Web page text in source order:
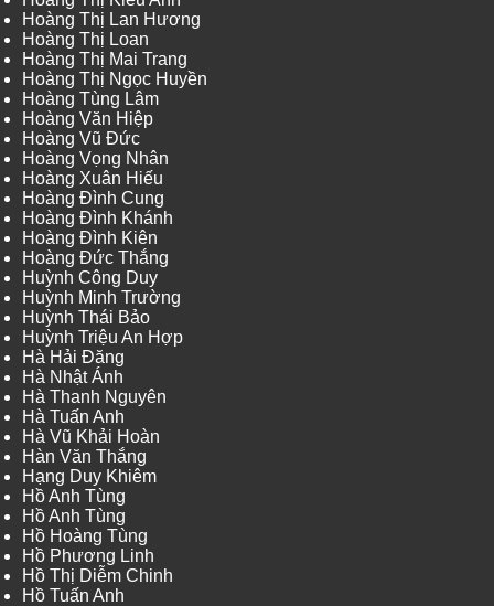
Hoàng Thị Lan Hương
Hoàng Thị Loan
Hoàng Thị Mai Trang
Hoàng Thị Ngọc Huyền
Hoàng Tùng Lâm
Hoàng Văn Hiệp
Hoàng Vũ Đức
Hoàng Vọng Nhân
Hoàng Xuân Hiếu
Hoàng Đình Cung
Hoàng Đình Khánh
Hoàng Đình Kiên
Hoàng Đức Thắng
Huỳnh Công Duy
Huỳnh Minh Trường
Huỳnh Thái Bảo
Huỳnh Triệu An Hợp
Hà Hải Đăng
Hà Nhật Ánh
Hà Thanh Nguyên
Hà Tuấn Anh
Hà Vũ Khải Hoàn
Hàn Văn Thắng
Hạng Duy Khiêm
Hồ Anh Tùng
Hồ Anh Tùng
Hồ Hoàng Tùng
Hồ Phương Linh
Hồ Thị Diễm Chinh
Hồ Tuấn Anh